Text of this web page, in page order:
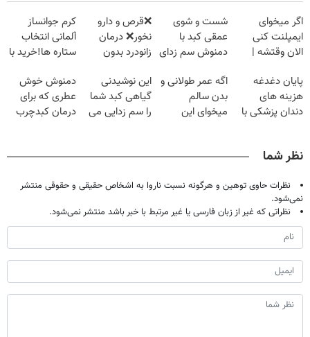
اگر میخوای
ایمپلنت کنی
الان وقتشه |
میلیون تومان!!!
شست و شوی
عمقی کبد با
دمنوش سم زدای
❌قرص‌ و دارو
نخور❌ درمان
زانودرد بدون
کرم جوانساز
آلمانی انتخاب
ستاره ها!خرید با
پایان دغدغه
هزینه های
دندان پزشکی با
اگه عمر طولانی و
بدن سالم
میخوای این
این نوشیدنی
گیاهی کبد شما
را سم زدایی می
دمنوش خوش
عطری که برای
درمان کبدچرب
نظر شما
نظرات حاوی توهین و هرگونه نسبت ناروا به اشخاص حقیقی و حقوقی منتشر
نمی‌شود.
نظراتی که غیر از زبان فارسی یا غیر مرتبط با خبر باشد منتشر نمی‌شود.